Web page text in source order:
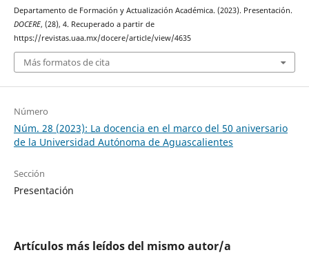
Departamento de Formación y Actualización Académica. (2023). Presentación.
DOCERE, (28), 4. Recuperado a partir de
https://revistas.uaa.mx/docere/article/view/4635
Más formatos de cita
Número
Núm. 28 (2023): La docencia en el marco del 50 aniversario
de la Universidad Autónoma de Aguascalientes
Sección
Presentación
Artículos más leídos del mismo autor/a